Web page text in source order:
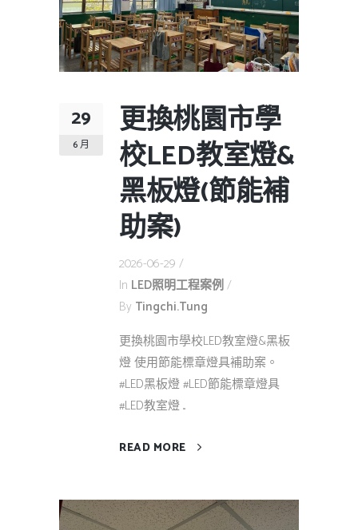
29
6 月
更換桃園市學
校LED教室燈&
黑板燈(節能補
助案)
2026-06-29
In LED照明工程案例
By Tingchi.tung
更換桃園市學校LED教室燈&黑板
燈 使用節能標章燈具補助案。
#LED黑板燈 #LED節能標章燈具
#LED教室燈 ...
READ MORE